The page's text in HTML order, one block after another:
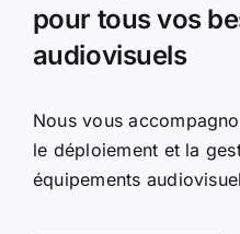
pour tous vos
audiovisuels
Nous vous
le déploiement et la
équipements